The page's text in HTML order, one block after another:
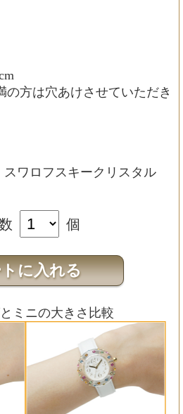
方は穴あけさせていただき
ワロフスキークリスタル
個
ミニの大きさ比較